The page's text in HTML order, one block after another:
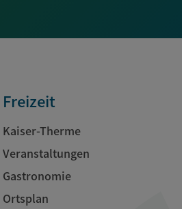
Freizeit
Kaiser-Therme
Veranstaltungen
Gastronomie
Ortsplan